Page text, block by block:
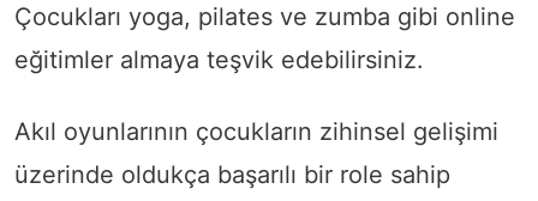
Çocukları yoga, pilates ve zumba gibi online
eğitimler almaya teşvik edebilirsiniz.
Akıl oyunlarının çocukların zihinsel gelişimi
üzerinde oldukça başarılı bir role sahip